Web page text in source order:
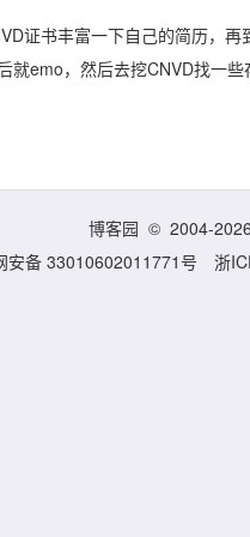
证书丰富一下自己的简历，
emo，然后去挖CNVD找一
博客园 © 2004-2026
安备 33010602011771号
浙